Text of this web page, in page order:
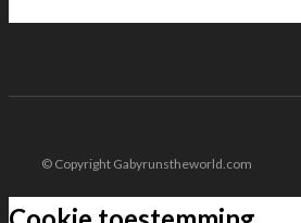
© Copyright Gabyrunstheworld.com